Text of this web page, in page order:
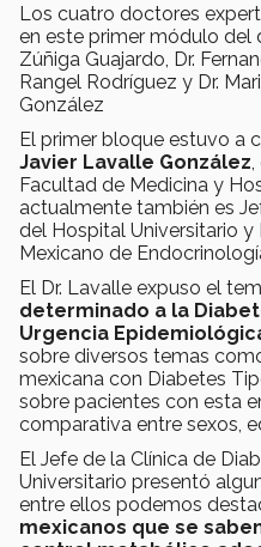
Los cuatro doctores
en este primer módulo del
Zúñiga Guajardo, Dr.
Rangel Rodríguez y Dr.
González
El primer bloque estuvo a
Javier Lavalle González,
Facultad de Medicina y
actualmente también es
del Hospital Universitario y
Mexicano de
El Dr. Lavalle expuso el
determinado a la
Urgencia
sobre diversos temas
mexicana con Diabetes
sobre pacientes con esta
comparativa entre sexos,
El Jefe de la Clínica de
Universitario presentó
entre ellos podemos
mexicanos que se